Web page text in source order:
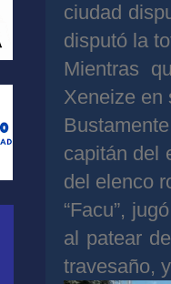
ciudad
disputó la
Mientras
Xeneize en
capitán del
del elenco
“Facu”,
al patear
travesaño,